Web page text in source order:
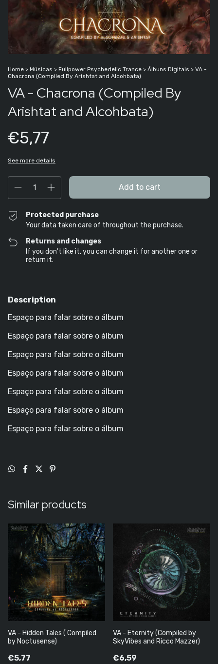
Home > Músicas > Fullpower Psychedelic Trance > Álbuns Digitais > VA -
Chacrona (Compiled By Arishtat and Alcohbata)
VA - Chacrona (Compiled By
Arishtat and Alcohbata)
€5,77
See more details
Protected purchase
Your data taken care of throughout the purchase.
Returns and changes
If you don't like it, you can change it for another one or
return it.
Description
Espaço para falar sobre o álbum
Espaço para falar sobre o álbum
Espaço para falar sobre o álbum
Espaço para falar sobre o álbum
Espaço para falar sobre o álbum
Espaço para falar sobre o álbum
Espaço para falar sobre o álbum
Similar products
VA - Hidden Tales ( Compiled
by Noctusense)
€5,77
VA - Eternity (Compiled by
SkyVibes and Ricco Mazzer)
€6,59